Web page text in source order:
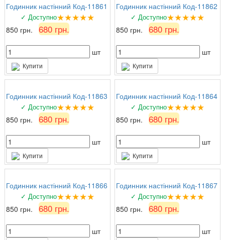
Годинник настінний Код-11861
✓ Доступно★★★★★
850 грн. 680 грн.
шт
Купити
Годинник настінний Код-11862
✓ Доступно★★★★★
850 грн. 680 грн.
шт
Купити
Годинник настінний Код-11863
✓ Доступно★★★★★
850 грн. 680 грн.
шт
Купити
Годинник настінний Код-11864
✓ Доступно★★★★★
850 грн. 680 грн.
шт
Купити
Годинник настінний Код-11866
✓ Доступно★★★★★
850 грн. 680 грн.
шт
Годинник настінний Код-11867
✓ Доступно★★★★★
850 грн. 680 грн.
шт